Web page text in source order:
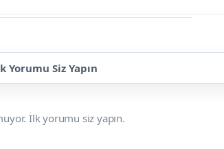
Yorumu Siz Yapın
İlk yorumu siz yapın.